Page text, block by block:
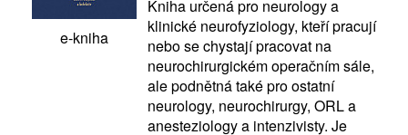
e-kniha
Kniha určená pro neurology a
klinické neurofyziology, kteří pracují
nebo se chystají pracovat na
neurochirurgickém operačním sále,
ale podnětná také pro ostatní
neurology, neurochirurgy, ORL a
anesteziology a intenzivisty. Je